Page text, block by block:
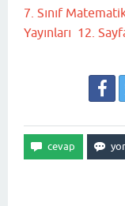
7. Sınıf
Yayınları 12.